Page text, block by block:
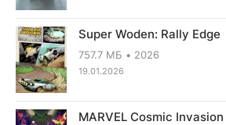
Super Woden: Rally Edge
757.7 МБ 2026
19.01.2026
MARVEL Cosmic Invasion